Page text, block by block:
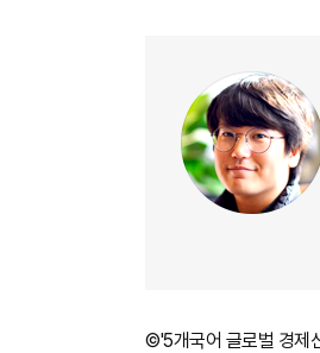
©'5개국어 글로벌 경제